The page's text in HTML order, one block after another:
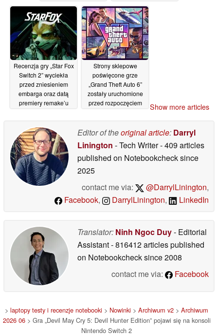
27/06/2026
Recenzja gry „Star Fox
Switch 2” wyciekła
przed zniesieniem
embarga oraz datą
premiery remake’u
Strony sklepowe
poświęcone grze
„Grand Theft Auto 6”
zostały uruchomione
przed rozpoczęciem
Show more articles
Editor of theoriginal article: Darryl
Linington - Tech Writer- 409 articles
published on Notebookchecksince
2025
contact me via:
@DarrylLinington,
Facebook, DarrylLinington, LinkedIn
Translator: Ninh Ngoc Duy- Editorial
Assistant- 816412 articles published
on Notebookchecksince 2008
contact me via:
Facebook
> laptopy testy i recenzje notebooki > Nowinki > Archiwum v2 > Archiwum
2026 06> Gra „Devil May Cry 5: Devil Hunter Edition” pojawi się na konsoli
Nintendo Switch 2